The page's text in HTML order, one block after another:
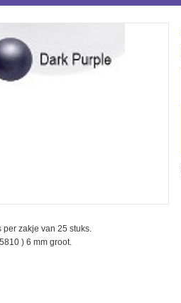
zakje van 25 stuks.
) 6 mm groot.